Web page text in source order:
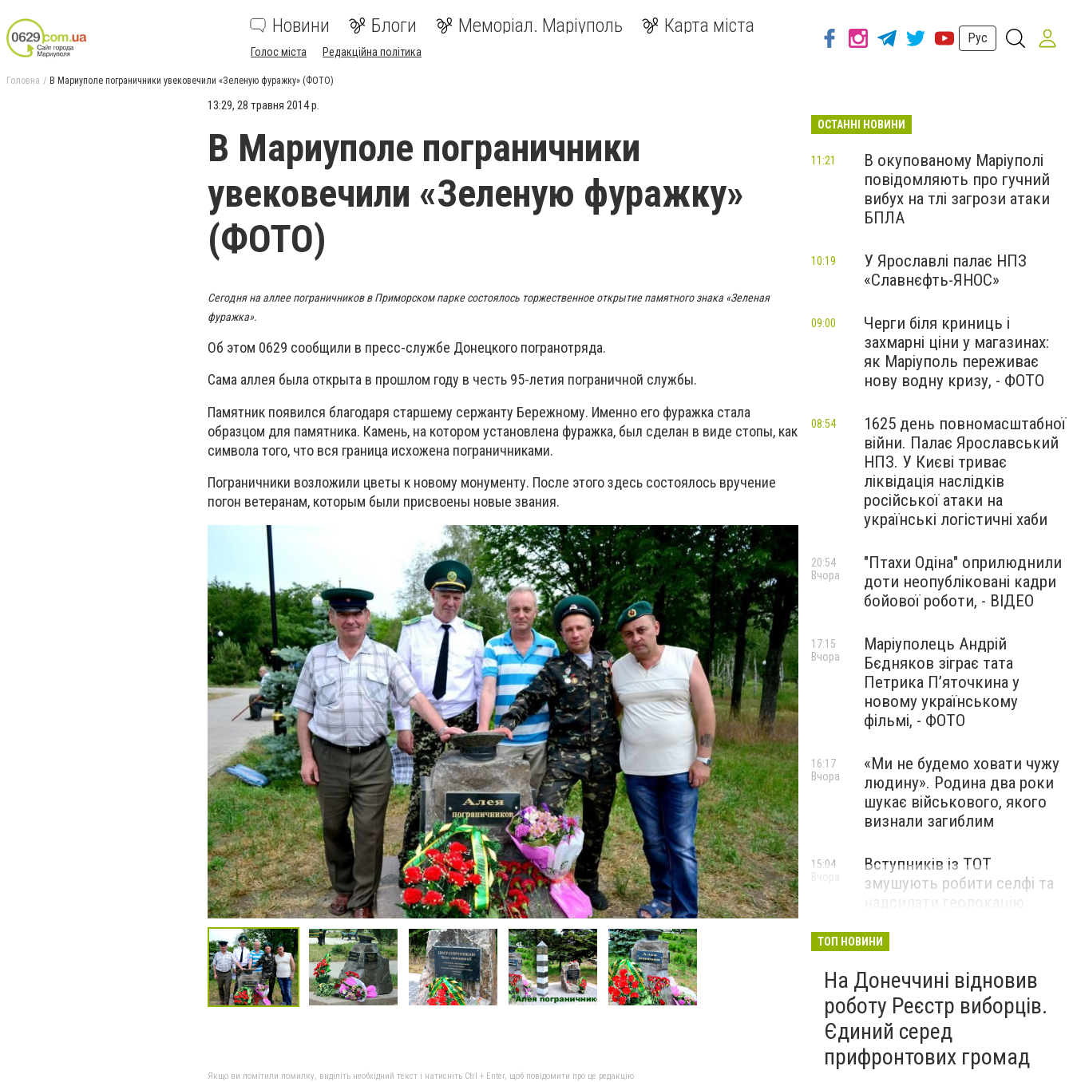
Новини Блоги Меморіал. Маріуполь Карта міста
Голос міста Редакційна політика
Рус
Головна В Мариуполе пограничники увековечили «Зеленую фуражку» (ФОТО)
13:29, 28 травня 2014 р.
В Мариуполе пограничники
увековечили «Зеленую фуражку»
(ФОТО)
Сегодня на аллее пограничников в Приморском парке состоялось торжественное открытие памятного знака «Зеленая
фуражка».
Об этом 0629 сообщили в пресс-службе Донецкого погранотряда.
Сама аллея была открыта в прошлом году в честь 95-летия пограничной службы.
Памятник появился благодаря старшему сержанту Бережному. Именно его фуражка стала
образцом для памятника. Камень, на котором установлена фуражка, был сделан в виде стопы, как
символа того, что вся граница исхожена пограничниками.
Пограничники возложили цветы к новому монументу. После этого здесь состоялось вручение
погон ветеранам, которым были присвоены новые звания.
Якщо ви помітили помилку, виділіть необхідний текст і натисніть Ctrl + Enter, щоб повідомити про це редакцію
ОСТАННІ НОВИНИ
В окупованому Маріуполі
повідомляють про гучний
вибух на тлі загрози атаки
БПЛА
11:21
У Ярославлі палає НПЗ
«Славнєфть-ЯНОС»
10:19
Черги біля криниць і
захмарні ціни у магазинах:
як Маріуполь переживає
нову водну кризу, - ФОТО
09:00
1625 день повномасштабної
війни. Палає Ярославський
НПЗ. У Києві триває
ліквідація наслідків
російської атаки на
українські логістичні хаби
08:54
"Птахи Одіна" оприлюднили
доти неопубліковані кадри
бойової роботи, - ВІДЕО
20:54
Вчора
Маріуполець Андрій
Бєдняков зіграє тата
Петрика П’яточкина у
новому українському
фільмі, - ФОТО
17:15
Вчора
«Ми не будемо ховати чужу
людину». Родина два роки
шукає військового, якого
визнали загиблим
16:17
Вчора
Вступників із ТОТ
змушують робити селфі та
до МОН
15:04
Вчора
ТОП НОВИНИ
На Донеччині відновив
роботу Реєстр виборців.
Єдиний серед
прифронтових громад